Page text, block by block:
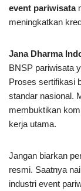
event pariwisata
meningkatkan
Jana Dharma
BNSP pariwisata
Proses sertifikasi
standar nasional.
membuktikan
kerja utama.
Jangan biarkan
resmi. Saatnya
industri event